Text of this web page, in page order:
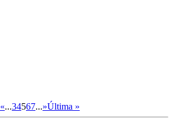
«...34567...»Última »